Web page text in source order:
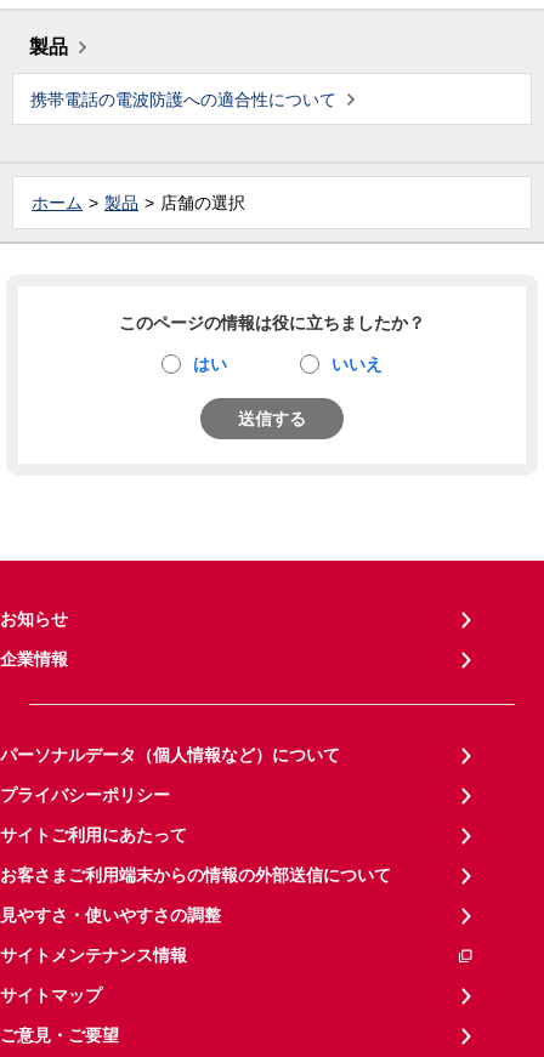
製品
携帯電話の電波防護への適合性について
ホーム 製品 店舗の選択
このページの情報は役に立ちましたか？
はい いいえ
送信する
お知らせ
企業情報
パーソナルデータ（個人情報など）について
プライバシーポリシー
サイトご利用にあたって
お客さまご利用端末からの情報の外部送信について
見やすさ・使いやすさの調整
サイトメンテナンス情報
サイトマップ
ご意見・ご要望